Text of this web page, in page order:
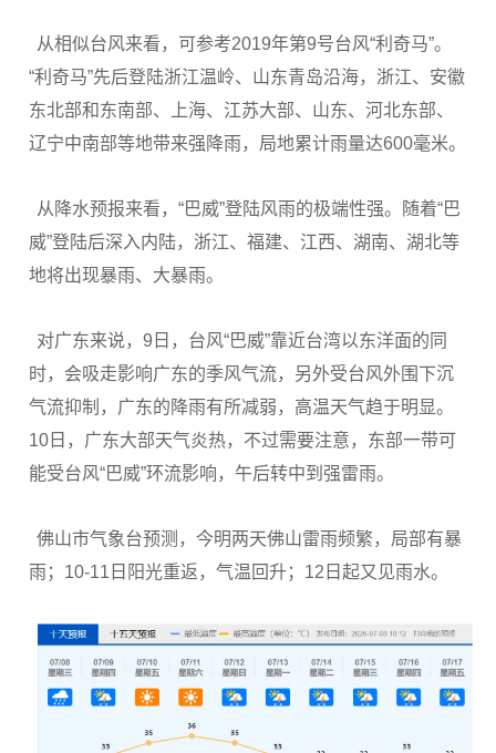
从相似台风来看，可参考2019年第9号台风“利奇马”。
“利奇马”先后登陆浙江温岭、山东青岛沿海，浙江、安徽
东北部和东南部、上海、江苏大部、山东、河北东部、
辽宁中南部等地带来强降雨，局地累计雨量达600毫米。
从降水预报来看，“巴威”登陆风雨的极端性强。随着“巴
威”登陆后深入内陆，浙江、福建、江西、湖南、湖北等
地将出现暴雨、大暴雨。
对广东来说，9日，台风“巴威”靠近台湾以东洋面的同
时，会吸走影响广东的季风气流，另外受台风外围下沉
气流抑制，广东的降雨有所减弱，高温天气趋于明显。
10日，广东大部天气炎热，不过需要注意，东部一带可
能受台风“巴威”环流影响，午后转中到强雷雨。
佛山市气象台预测，今明两天佛山雷雨频繁，局部有暴
雨；10-11日阳光重返，气温回升；12日起又见雨水。